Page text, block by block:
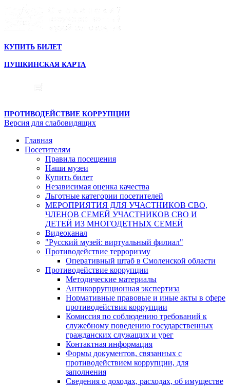
КУПИТЬ БИЛЕТ
ПУШКИНСКАЯ КАРТА
ПРОТИВОДЕЙСТВИЕ КОРРУПЦИИ
Версия для слабовидящих
Главная
Посетителям
Правила посещения
Наши музеи
Купить билет
Независимая оценка качества
Льготные категории посетителей
МЕРОПРИЯТИЯ ДЛЯ УЧАСТНИКОВ СВО,
ЧЛЕНОВ СЕМЕЙ УЧАСТНИКОВ СВО И
ДЕТЕЙ ИЗ МНОГОДЕТНЫХ СЕМЕЙ
Видеоканал
"Русский музей: виртуальный филиал"
Противодействие терроризму
Оперативный штаб в Смоленской области
Противодействие коррупции
Методические материалы
Антикоррупционная экспертиза
Нормативные правовые и иные акты в сфере
противодействия коррупции
Комиссия по соблюдению требований к
служебному поведению государственных
гражданских служащих и урег
Контактная информация
Формы документов, связанных с
противодействием коррупции, для
заполнения
Сведения о доходах, расходах, об имуществе